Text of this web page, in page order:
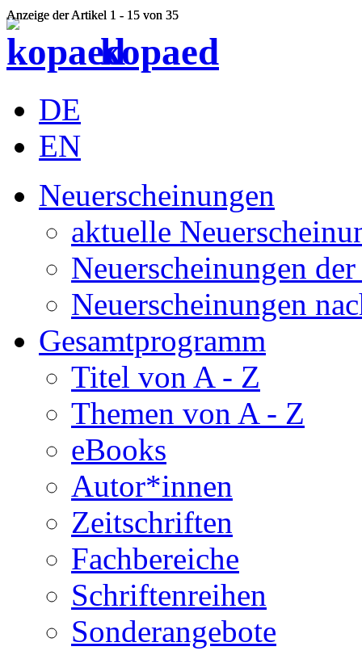
kopaed
DE
EN
Neuerscheinungen
aktuelle
Neuerscheinungen
Neuerscheinungen
Gesamtprogramm
Titel von A - Z
Themen von A - Z
eBooks
Autor*innen
Zeitschriften
Fachbereiche
Schriftenreihen
Sonderangebote
Anzeige der Artikel 1 - 15 von 35
Anzeige der Artikel 1 - 15 von 35